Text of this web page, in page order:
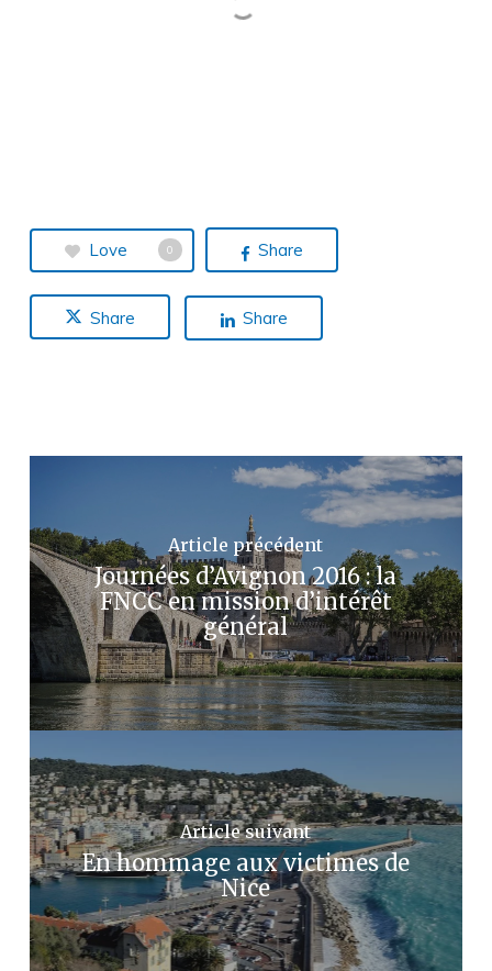
Love 0 Share
Share Share
Article précédent
Journées d’Avignon 2016 : la
FNCC en mission d’intérêt
général
Article suivant
En hommage aux victimes de
Nice